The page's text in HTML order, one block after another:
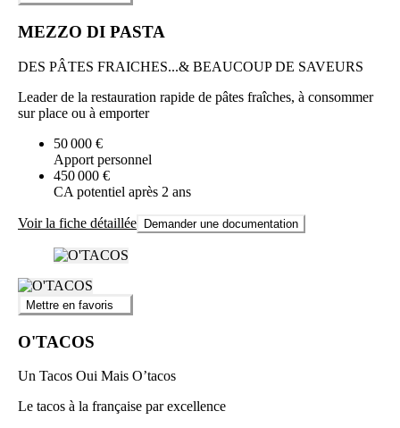
MEZZO DI PASTA
DES PÂTES FRAICHES...& BEAUCOUP DE SAVEURS
Leader de la restauration rapide de pâtes fraîches, à consommer
sur place ou à emporter
50 000 €
Apport personnel
450 000 €
CA potentiel après 2 ans
Voir la fiche détaillée Demander une documentation
Mettre en favoris
O'TACOS
Un Tacos Oui Mais O’tacos
Le tacos à la française par excellence